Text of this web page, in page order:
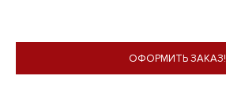
ОФОРМИТЬ ЗАКАЗ!